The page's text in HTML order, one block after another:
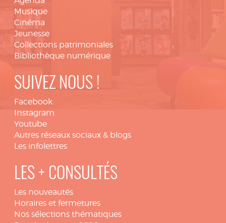
Musique
Cinéma
Jeunesse
Collections patrimoniales
Bibliothèque numérique
SUIVEZ NOUS !
Facebook
Instagram
Youtube
Autres réseaux sociaux & blogs
Les infolettres
LES + CONSULTÉS
Les nouveautés
Horaires et fermetures
Nos sélections thématiques